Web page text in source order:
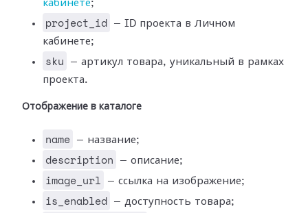
кабинете;
project_id
— ID проекта в Личном
кабинете;
sku
— артикул товара, уникальный в рамках
проекта.
Отображение в каталоге
name — название;
description — описание;
image_url — ссылка на изображение;
is_enabled — доступность товара;